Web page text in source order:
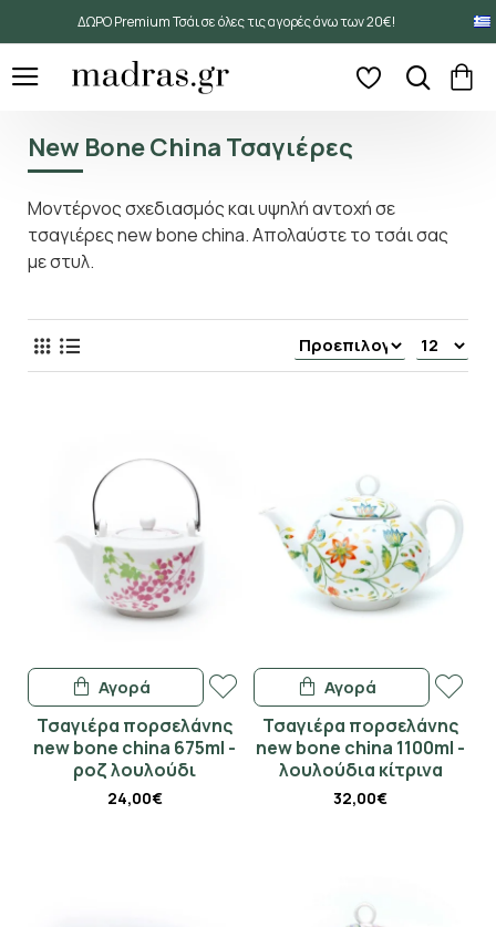
ΔΩΡΟ Premium Τσάι σε όλες τις αγορές άνω των 20€!
New Bone China Τσαγιέρες
Μοντέρνος σχεδιασμός και υψηλή αντοχή σε
τσαγιέρες new bone china. Απολαύστε το τσάι σας
με στυλ.
Τσαγιέρα πορσελάνης
new bone china 675ml -
ροζ λουλούδι
24,00€
Αγορά
Τσαγιέρα πορσελάνης
new bone china 1100ml -
λουλούδια κίτρινα
32,00€
Αγορά